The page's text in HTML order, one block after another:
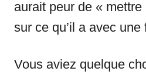
aurait peur de «
sur ce qu’il a avec une
Vous aviez quelque